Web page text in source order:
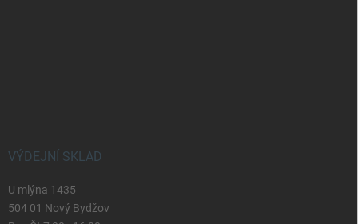
VÝDEJNÍ SKLAD
U mlýna 1435
504 01 Nový Bydžov